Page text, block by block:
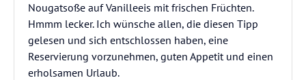
Nougatsoße auf Vanilleeis mit frischen Früchten.
Hmmm lecker. Ich wünsche allen, die diesen Tipp
gelesen und sich entschlossen haben, eine
Reservierung vorzunehmen, guten Appetit und einen
erholsamen Urlaub.